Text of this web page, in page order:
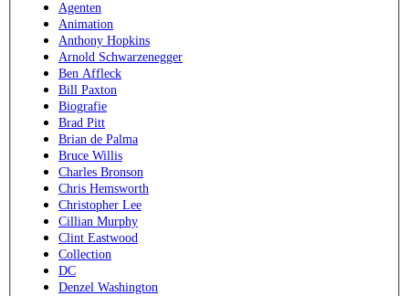
Agenten
Animation
Anthony Hopkins
Arnold Schwarzenegger
Ben Affleck
Bill Paxton
Biografie
Brad Pitt
Brian de Palma
Bruce Willis
Charles Bronson
Chris Hemsworth
Christopher Lee
Cillian Murphy
Clint Eastwood
Collection
DC
Denzel Washington